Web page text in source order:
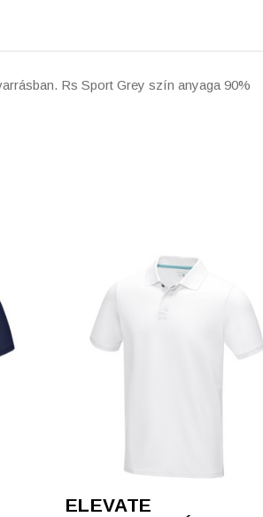
Rs Sport Grey szín anyaga 90%
ELEVATE